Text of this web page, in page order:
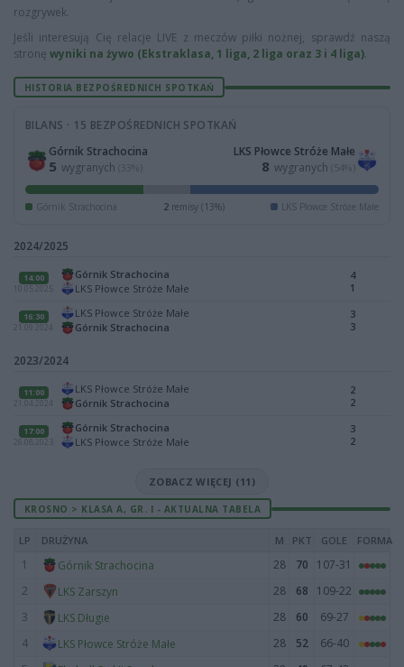
rozgrywek.
Jeśli interesują Cię relacje LIVE z meczów piłki nożnej, sprawdź naszą
stronę wyniki na żywo (Ekstraklasa, 1 liga, 2 liga oraz 3 i 4 liga).
HISTORIA BEZPOŚREDNICH SPOTKAŃ
BILANS · 15 BEZPOŚREDNICH SPOTKAŃ
Górnik Strachocina
5 wygranych (33%)
LKS Płowce Stróże Małe
8 wygranych (54%)
Górnik Strachocina 2 remisy (13%) LKS Płowce Stróże Małe
2024/2025
14:00
10.05.2025
Górnik Strachocina
LKS Płowce Stróże Małe
4
1
16:30
21.09.2024
LKS Płowce Stróże Małe
Górnik Strachocina
3
3
2023/2024
11:00
21.04.2024
LKS Płowce Stróże Małe
Górnik Strachocina
2
2
17:00
26.08.2023
Górnik Strachocina
LKS Płowce Stróże Małe
3
2
ZOBACZ WIĘCEJ (11)
KROSNO > KLASA A, GR. I - AKTUALNA TABELA
LP DRUŻYNA M PKT GOLE FORMA
1 Górnik Strachocina 28 70
107-31
2
LKS Zarszyn 28 68
109-22
3
LKS Długie 28 60
69-27
4
LKS Płowce Stróże Małe 28 52
66-40